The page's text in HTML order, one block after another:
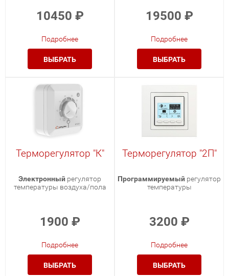
10450 ₽
Подробнее
ВЫБРАТЬ
19500 ₽
Подробнее
ВЫБРАТЬ
Терморегулятор "К"
Электронный регулятор
температуры воздуха/пола
1900 ₽
Подробнее
ВЫБРАТЬ
Терморегулятор "2П"
Программируемый регулятор
температуры
3200 ₽
Подробнее
ВЫБРАТЬ